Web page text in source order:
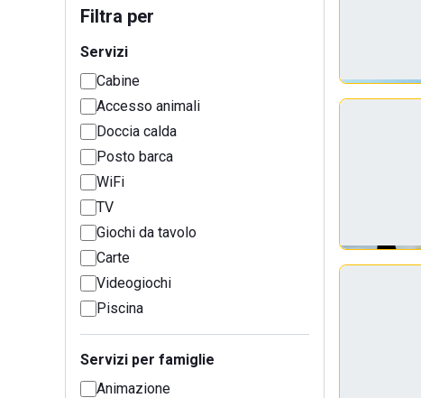
Filtra per
Servizi
Cabine
Accesso animali
Doccia calda
Posto barca
WiFi
TV
Giochi da tavolo
Carte
Videogiochi
Piscina
Servizi per famiglie
Animazione